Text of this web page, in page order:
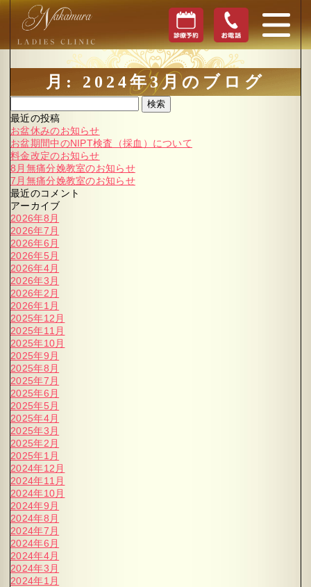
月: 2024年3月のブログ
検索
最近の投稿
お盆休みのお知らせ
お盆期間中のNIPT検査（採血）について
料金改定のお知らせ
8月無痛分娩教室のお知らせ
7月無痛分娩教室のお知らせ
最近のコメント
アーカイブ
2026年8月
2026年7月
2026年6月
2026年5月
2026年4月
2026年3月
2026年2月
2026年1月
2025年12月
2025年11月
2025年10月
2025年9月
2025年8月
2025年7月
2025年6月
2025年5月
2025年4月
2025年3月
2025年2月
2025年1月
2024年12月
2024年11月
2024年10月
2024年9月
2024年8月
2024年7月
2024年6月
2024年4月
2024年3月
2024年1月